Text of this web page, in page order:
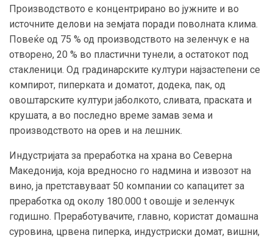
Производството е концентрирано во јужните и во
источните делови на земјата поради поволната клима.
Повеќе од 75 % од производството на зеленчук е на
отворено, 20 % во пластични тунели, а остатокот под
стакленици. Од градинарските култури најзастепени се
компирот, пиперката и доматот, додека, пак, од
овоштарските култури јаболкото, сливата, праската и
крушата, а во последно време замав зема и
производството на орев и на лешник.
Индустријата за преработка на храна во Северна
Македонија, која вредносно го надмина и извозот на
вино, ја претставуваат 50 компании со капацитет за
преработка од околу 180.000 t овошје и зеленчук
годишно. Преработувачите, главно, користат домашна
суровина, црвена пиперка, индустриски домат, вишни,